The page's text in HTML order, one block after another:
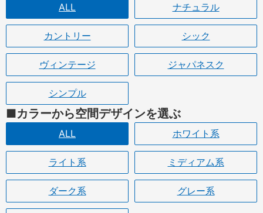
ALL ナチュラル
カントリー シック
ヴィンテージ ジャパネスク
シンプル
カラーから空間デザインを選ぶ
ALL ホワイト系
ライト系 ミディアム系
ダーク系 グレー系